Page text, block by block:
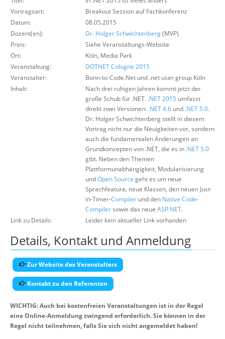
Vortragsart:
Breakout Session auf Fachkonferenz
Datum:
08.05.2015
Dozent(en):
Dr. Holger Schwichtenberg(MVP)
Preis:
Siehe Veranstaltungs-Website
Ort:
Köln, Media Park
Veranstaltung:
DOTNET Cologne 2015
Veranstalter:
Bonn-to-Code.Net und .net user group Köln
Inhalt:
Nach drei ruhigen Jahren kommt jetzt der
große Schub für .NET. .NET 2015 umfasst
direkt zwei Versionen: .NET 4.6 und .NET 5.0.
Dr. Holger Schwichtenberg stellt in diesem
Vortrag nicht nur die Neuigkeiten vor, sondern
auch die fundamentalen Änderungen an
Grundkonzepten von .NET, die es in .NET 5.0
gibt. Neben den Themen
Plattformunabhängigkeit, Modularisierung
undOpen Source geht es um neue
Sprachfeature, neue Klassen, den neuen Just-
in-Timer-Compiler und den Native Code-
Compilersowie das neue ASP.NET.
Link zu Details:
Leider kein aktueller Link vorhanden
Details, Kontakt und Anmeldung
Zur Website des Veranstalters
Kontakt zu den Referenten
WICHTIG: Auch bei kostenfreien Veranstaltungen ist in der Regel
eine Online-Anmeldung zwingend erforderlich. Sie können in der
Regel nicht teilnehmen, falls Sie sich nicht angemeldet haben!